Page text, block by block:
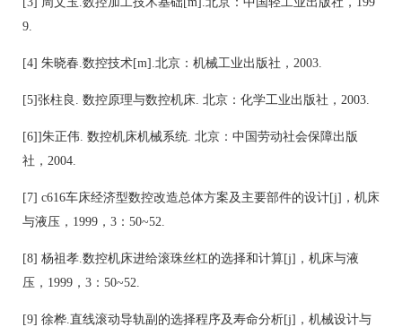
9.
[4] 朱晓春.数控技术[m].北京：机械工业出版社，2003.
[5]张柱良. 数控原理与数控机床. 北京：化学工业出版社，2003.
[6]]朱正伟. 数控机床机械系统. 北京：中国劳动社会保障出版
社，2004.
[7] c616车床经济型数控改造总体方案及主要部件的设计[j]，机床
与液压，1999，3：50~52.
[8] 杨祖孝.数控机床进给滚珠丝杠的选择和计算[j]，机床与液
压，1999，3：50~52.
[9] 徐桦.直线滚动导轨副的选择程序及寿命分析[j]，机械设计与